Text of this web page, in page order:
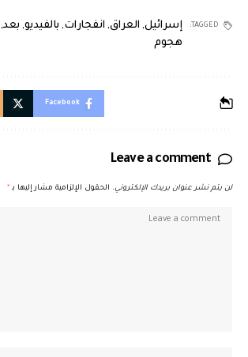
TAGGED: إسرائيل, العراق, انفجارات, بالفيديو, بعد,
هجوم
Facebook
Leave a comment
لن يتم نشر عنوان بريدك الإلكتروني. الحقول الإلزامية مشار إليها بـ *